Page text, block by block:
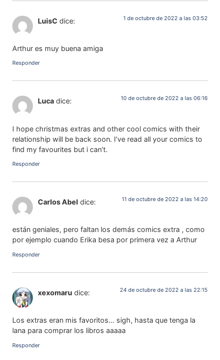
LuisC dice: 1 de octubre de 2022 a las 03:52
Arthur es muy buena amiga
Responder
Luca dice: 10 de octubre de 2022 a las 06:16
I hope christmas extras and other cool comics with their
relationship will be back soon. I’ve read all your comics to
find my favourites but i can’t.
Responder
Carlos Abel dice: 11 de octubre de 2022 a las 14:20
están geniales, pero faltan los demás comics extra , como
por ejemplo cuando Erika besa por primera vez a Arthur
Responder
xexomaru dice: 24 de octubre de 2022 a las 22:15
Los extras eran mis favoritos… sigh, hasta que tenga la
lana para comprar los libros aaaaa
Responder